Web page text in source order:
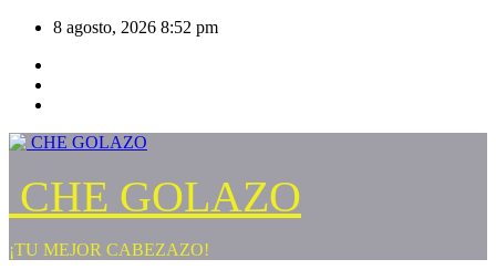
Saltar
contenido
8 agosto, 2026 8:52 pm
CHE GOLAZO
¡TU MEJOR CABEZAZO!